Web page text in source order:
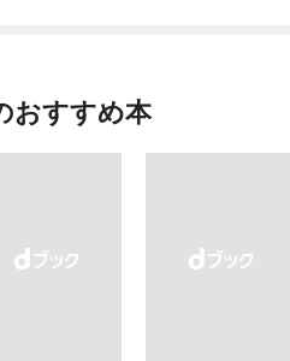
おすすめ本